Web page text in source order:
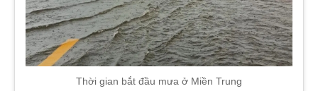
Thời gian bắt đầu mưa ở Miền Trung